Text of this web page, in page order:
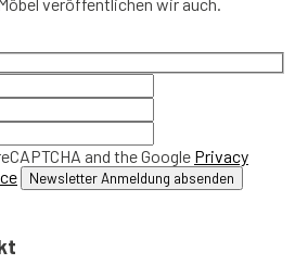
and the Google Privacy